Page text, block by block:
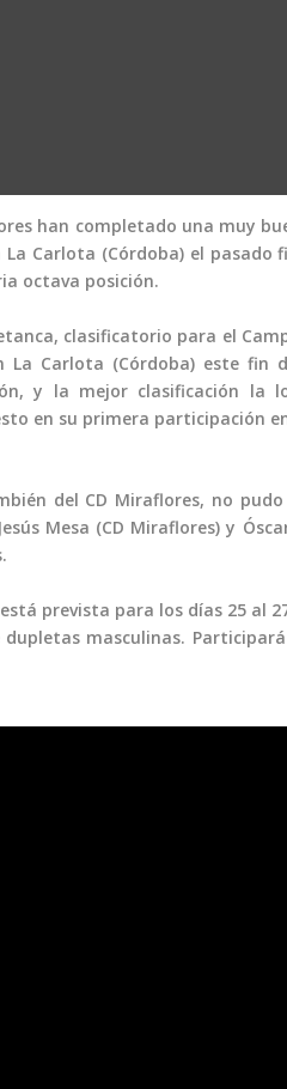
han completado una muy
Carlota (Córdoba) el
octava posición.
clasificatorio para el
La Carlota (Córdoba) este fin
y la mejor clasificación la
en su primera participación
del CD Miraflores, no
Mesa (CD Miraflores) y
prevista para los días 25 al
masculinas.